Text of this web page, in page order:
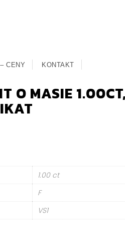
CENY KONTAKT
O MASIE
1.00 ct
F
VS1